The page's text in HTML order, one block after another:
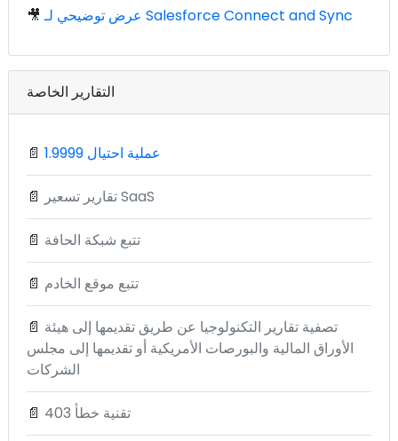
🎥 عرض توضيحي لـ Salesforce Connect and Sync
التقارير الخاصة
📄 1.9999 عملية احتيال
📄 تقارير تسعير SaaS
📄 تتبع شبكة الحافة
📄 تتبع موقع الخادم
📄 تصفية تقارير التكنولوجيا عن طريق تقديمها إلى هيئة
الأوراق المالية والبورصات الأمريكية أو تقديمها إلى مجلس
الشركات
📄 تقنية خطأ 403